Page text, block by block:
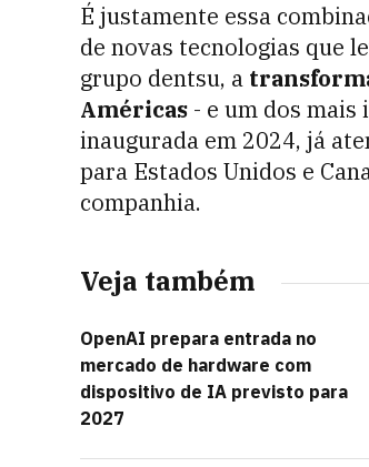
É justamente essa
de novas tecnologias que
grupo dentsu, a
Américas - e um dos
inaugurada em 2024, já
para Estados Unidos e
companhia.
Veja também
OpenAI prepara entrada no
mercado de hardware com
dispositivo de IA previsto para
2027